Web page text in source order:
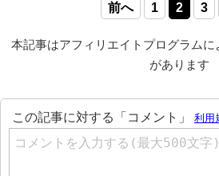
前へ 1 2 3
本記事はアフィリエイトプログラム
があります